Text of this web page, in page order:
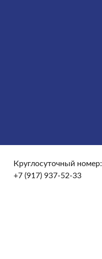
Круглосуточный номер:
+7 (917) 937-52-33